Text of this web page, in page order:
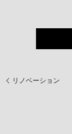
リノベーション